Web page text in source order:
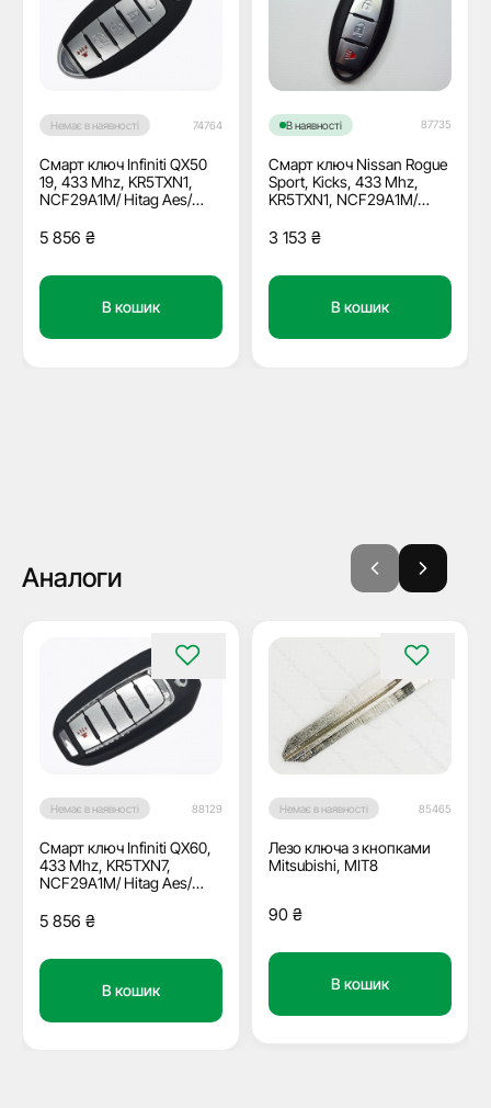
Немає в наявності 74764
Смарт ключ Infiniti QX50
19, 433 Mhz, KR5TXN1,
NCF29A1M/ Hitag Aes/
5 856 ₴
В кошик
В наявності 87735
Смарт ключ Nissan Rogue
Sport, Kicks, 433 Mhz,
KR5TXN1, NCF29A1M/
кнопки
3 153 ₴
В кошик
Аналоги
Немає в наявності 88129
Смарт ключ Infiniti QX60,
433 Mhz, KR5TXN7,
NCF29A1M/ Hitag Aes/
5 856 ₴
В кошик
Немає в наявності 85465
Лезо ключа з кнопками
Mitsubishi, MIT8
90 ₴
В кошик